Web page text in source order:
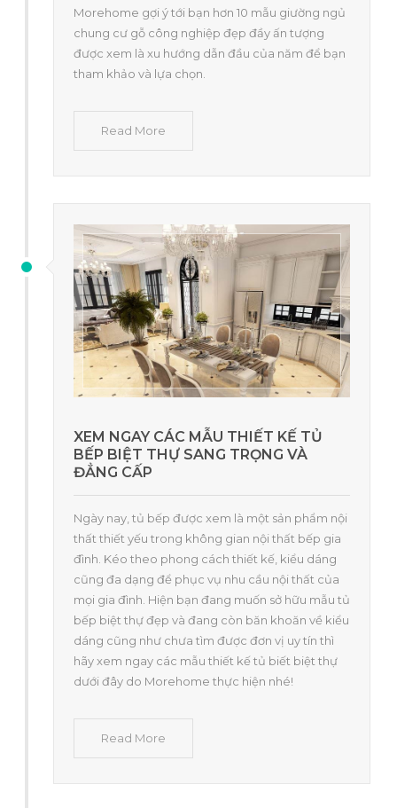
Morehome gợi ý tới bạn hơn 10 mẫu giường ngủ
chung cư gỗ công nghiệp đẹp đầy ấn tượng
được xem là xu hướng dẫn đầu của năm để bạn
tham khảo và lựa chọn.
Read More
XEM NGAY CÁC MẪU THIẾT KẾ TỦ
BẾP BIỆT THỰ SANG TRỌNG VÀ
ĐẲNG CẤP
Ngày nay, tủ bếp được xem là một sản phẩm nội
thất thiết yếu trong không gian nội thất bếp gia
đình. Kéo theo phong cách thiết kế, kiểu dáng
cũng đa dạng để phục vụ nhu cầu nội thất của
mọi gia đình. Hiện bạn đang muốn sở hữu mẫu tủ
bếp biệt thự đẹp và đang còn băn khoăn về kiểu
dáng cũng như chưa tìm được đơn vị uy tín thì
hãy xem ngay các mẫu thiết kế tủ biết biệt thự
dưới đây do Morehome thực hiện nhé!
Read More